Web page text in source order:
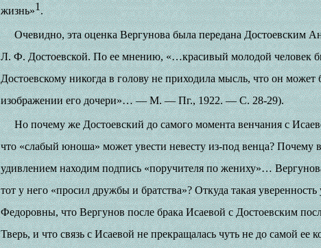
жизнь»1.
Очевидно, эта оценка Вергунова была передана Достоевским
Л. Ф. Достоевской. По ее мнению, «…красивый молодой человек
Достоевскому никогда в голову не приходила мысль, что он
изображении его дочери»… — М. — Пг., 1922. — С. 28-29).
Но почему же Достоевский до самого момента венчания с
что «слабый юноша» может увести невесту из-под венца?
удивлением находим подпись «поручителя по жениху»…
тот у него «просил дружбы и братства»? Откуда такая
Федоровны, что Вергунов после брака Исаевой с Достоевским
Тверь, и что связь с Исаевой не прекращалась чуть не до самой ее